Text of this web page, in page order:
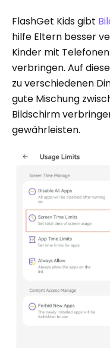
FlashGet Kids gibt
hilfe Eltern besser
Kinder mit
verbringen. Auf
zu verschiedenen
gute Mischung
Bildschirm
gewährleisten.